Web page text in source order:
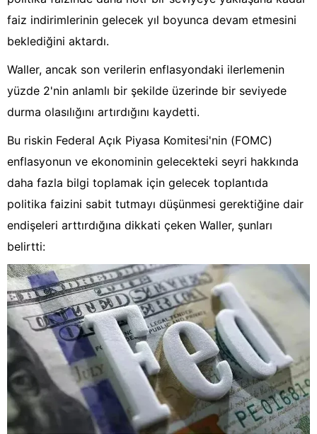
faiz indirimlerinin gelecek yıl boyunca devam etmesini
beklediğini aktardı.
Waller, ancak son verilerin enflasyondaki ilerlemenin
yüzde 2'nin anlamlı bir şekilde üzerinde bir seviyede
durma olasılığını artırdığını kaydetti.
Bu riskin Federal Açık Piyasa Komitesi'nin (FOMC)
enflasyonun ve ekonominin gelecekteki seyri hakkında
daha fazla bilgi toplamak için gelecek toplantıda
politika faizini sabit tutmayı düşünmesi gerektiğine dair
endişeleri arttırdığına dikkati çeken Waller, şunları
belirtti: